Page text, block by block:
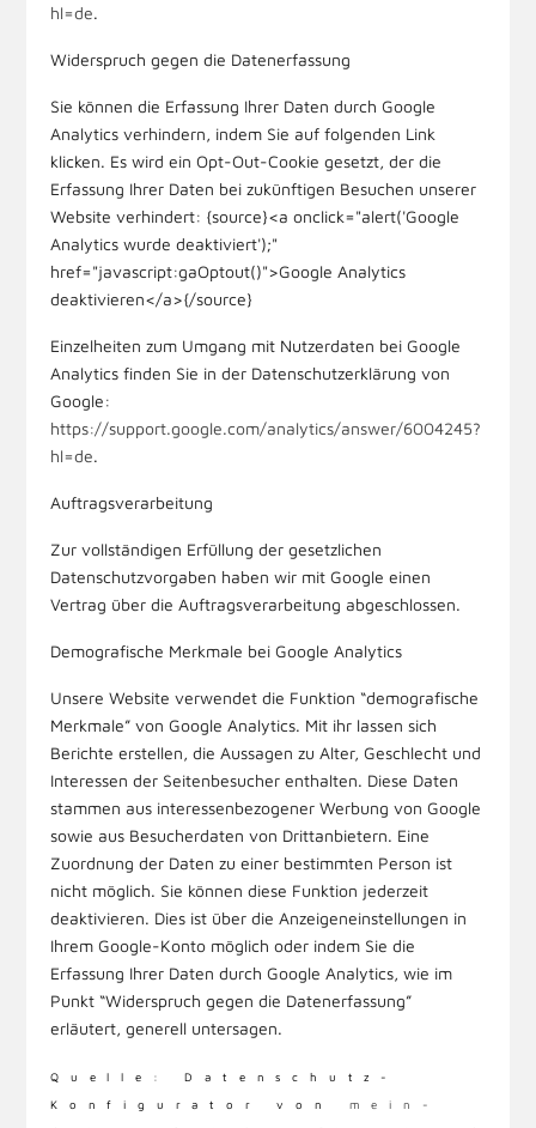
hl=de.
Widerspruch gegen die Datenerfassung
Sie können die Erfassung Ihrer Daten durch Google
Analytics verhindern, indem Sie auf folgenden Link
klicken. Es wird ein Opt-Out-Cookie gesetzt, der die
Erfassung Ihrer Daten bei zukünftigen Besuchen unserer
Website verhindert: {source}<a onclick="alert('Google
Analytics wurde deaktiviert');"
href="javascript:gaOptout()">Google Analytics
deaktivieren</a>{/source}
Einzelheiten zum Umgang mit Nutzerdaten bei Google
Analytics finden Sie in der Datenschutzerklärung von
Google:
https://support.google.com/analytics/answer/6004245?
hl=de.
Auftragsverarbeitung
Zur vollständigen Erfüllung der gesetzlichen
Datenschutzvorgaben haben wir mit Google einen
Vertrag über die Auftragsverarbeitung abgeschlossen.
Demografische Merkmale bei Google Analytics
Unsere Website verwendet die Funktion “demografische
Merkmale” von Google Analytics. Mit ihr lassen sich
Berichte erstellen, die Aussagen zu Alter, Geschlecht und
Interessen der Seitenbesucher enthalten. Diese Daten
stammen aus interessenbezogener Werbung von Google
sowie aus Besucherdaten von Drittanbietern. Eine
Zuordnung der Daten zu einer bestimmten Person ist
nicht möglich. Sie können diese Funktion jederzeit
deaktivieren. Dies ist über die Anzeigeneinstellungen in
Ihrem Google-Konto möglich oder indem Sie die
Erfassung Ihrer Daten durch Google Analytics, wie im
Punkt “Widerspruch gegen die Datenerfassung”
erläutert, generell untersagen.
Quelle: Datenschutz-
Konfigurator von mein-